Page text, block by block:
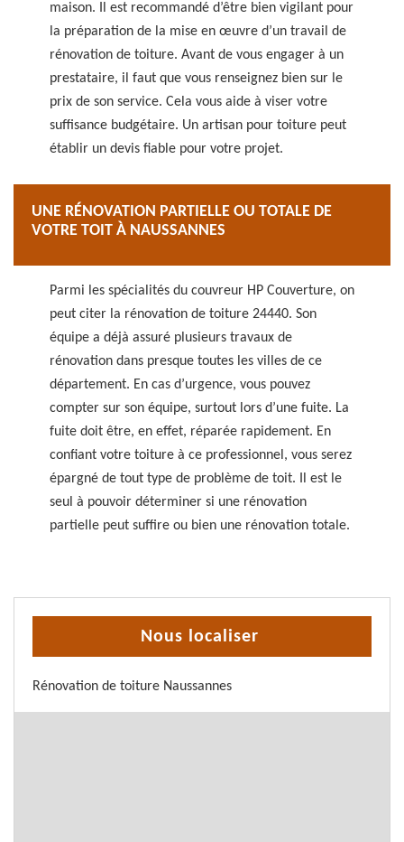
maison. Il est recommandé d’être bien vigilant pour
la préparation de la mise en œuvre d’un travail de
rénovation de toiture. Avant de vous engager à un
prestataire, il faut que vous renseignez bien sur le
prix de son service. Cela vous aide à viser votre
suffisance budgétaire. Un artisan pour toiture peut
établir un devis fiable pour votre projet.
UNE RÉNOVATION PARTIELLE OU TOTALE DE
VOTRE TOIT À NAUSSANNES
Parmi les spécialités du couvreur HP Couverture, on
peut citer la rénovation de toiture 24440. Son
équipe a déjà assuré plusieurs travaux de
rénovation dans presque toutes les villes de ce
département. En cas d’urgence, vous pouvez
compter sur son équipe, surtout lors d’une fuite. La
fuite doit être, en effet, réparée rapidement. En
confiant votre toiture à ce professionnel, vous serez
épargné de tout type de problème de toit. Il est le
seul à pouvoir déterminer si une rénovation
partielle peut suffire ou bien une rénovation totale.
Nous localiser
Rénovation de toiture Naussannes